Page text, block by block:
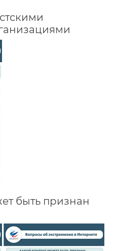
быть признан